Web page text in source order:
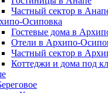
Частный сектор в
Осиповка
Гостевые дома в
Отели в Архипо-
Частный сектор в
Коттеджи и дома под